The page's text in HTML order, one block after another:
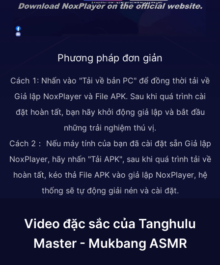
Phương pháp đơn giản
Cách 1: Nhấn vào "Tải về bản PC" để đồng thời tải về
Giả lập NoxPlayer và File APK. Sau khi quá trình cài
đặt hoàn tất, bạn hãy khởi động giả lập và bắt đầu
những trải nghiệm thú vị.
Cách 2： Nếu máy tính của bạn đã cài đặt sẵn Giả lập
NoxPlayer, hãy nhấn "Tải APK", sau khi quá trình tải về
hoàn tất, kéo thả File APK vào giả lập NoxPlayer, hệ
thống sẽ tự động giải nén và cài đặt.
Video đặc sắc của Tanghulu
Master - Mukbang ASMR